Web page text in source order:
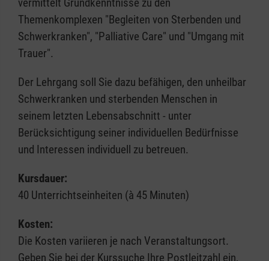
vermittelt Grundkenntnisse zu den
Themenkomplexen "Begleiten von Sterbenden und
Schwerkranken", "Palliative Care" und "Umgang mit
Trauer".
Der Lehrgang soll Sie dazu befähigen, den unheilbar
Schwerkranken und sterbenden Menschen in
seinem letzten Lebensabschnitt - unter
Berücksichtigung seiner individuellen Bedürfnisse
und Interessen individuell zu betreuen.
Kursdauer:
40 Unterrichtseinheiten (à 45 Minuten)
Kosten:
Die Kosten variieren je nach Veranstaltungsort.
Geben Sie bei der Kurssuche Ihre Postleitzahl ein,